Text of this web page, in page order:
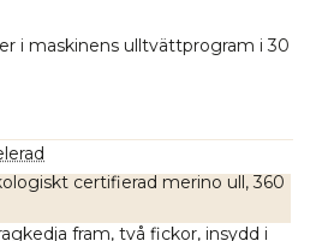
i maskinens ulltvättprogram i 30
certifierad merino ull, 360
fram, två fickor, insydd i